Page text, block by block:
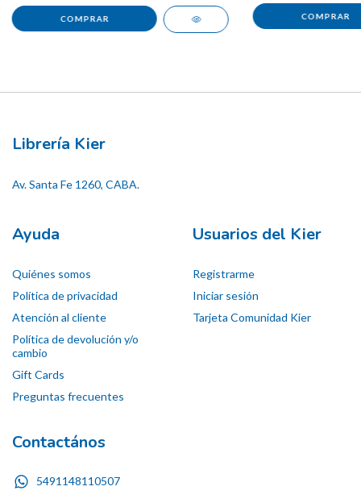
Librería Kier
Av. Santa Fe 1260, CABA.
Ayuda
Quiénes somos
Política de privacidad
Atención al cliente
Política de devolución y/o
cambio
Gift Cards
Preguntas frecuentes
Usuarios del Kier
Registrarme
Iniciar sesión
Tarjeta Comunidad Kier
Contactános
5491148110507